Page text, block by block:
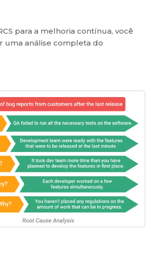
para a melhoria contínua, você
uma análise completa do